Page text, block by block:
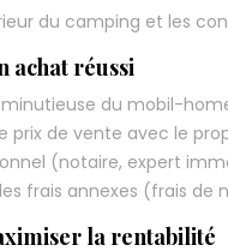
du camping et les
achat réussi
du mobil-
prix de vente avec le
(notaire, expert
frais annexes (frais de
la rentabilité